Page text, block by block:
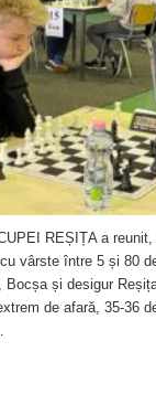
REȘIȚA a
vârste între 5 și 80
Bocșa și desigur
de afară, 35-36